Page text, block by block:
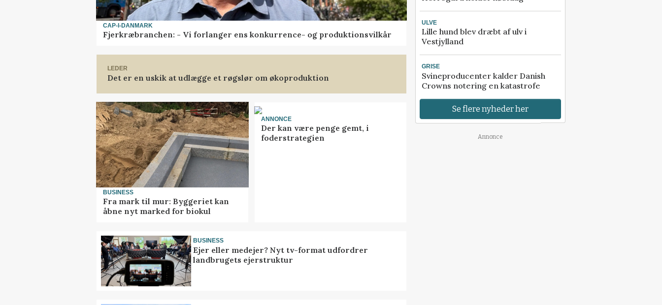
CAP-I-DANMARK
Fjerkræbranchen: - Vi forlanger ens konkurrence- og produktionsvilkår
LEDER
Det er en uskik at udlægge et røgslør om økoproduktion
BUSINESS
Fra mark til mur: Byggeriet kan
åbne nyt marked for biokul
ANNONCE
Der kan være penge gemt, i
foderstrategien
BUSINESS
Ejer eller medejer? Nyt tv-format udfordrer
landbrugets ejerstruktur
ULVE
Lille hund blev dræbt af ulv i
Vestjylland
GRISE
Svineproducenter kalder Danish
Crowns notering en katastrofe
Se flere nyheder her
Annonce